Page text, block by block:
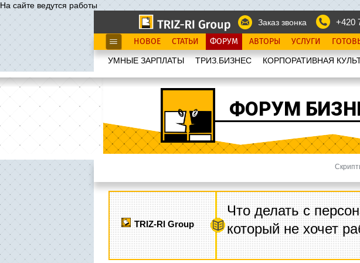
На сайте ведутся работы
Заказ звонка
+420
НОВОЕ СТАТЬИ ФОРУМ АВТОРЫ УСЛУГИ
УМНЫЕ ЗАРПЛАТЫ ТРИЗ.БИЗНЕС КОРПОРАТИВНАЯ
ФОРУМ
TRIZ-RI Group
Что делать с
который не хочет